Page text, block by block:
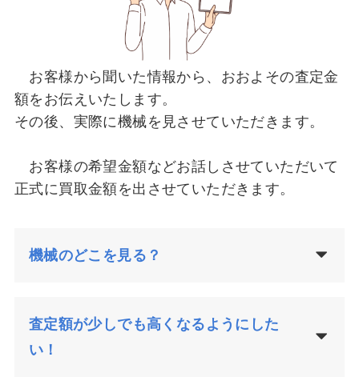
お客様から聞いた情報から、おおよその査定金
額をお伝えいたします。
その後、実際に機械を見させていただきます。
お客様の希望金額などお話しさせていただいて
正式に買取金額を出させていただきます。
機械のどこを見る？
査定額が少しでも高くなるようにした
い！